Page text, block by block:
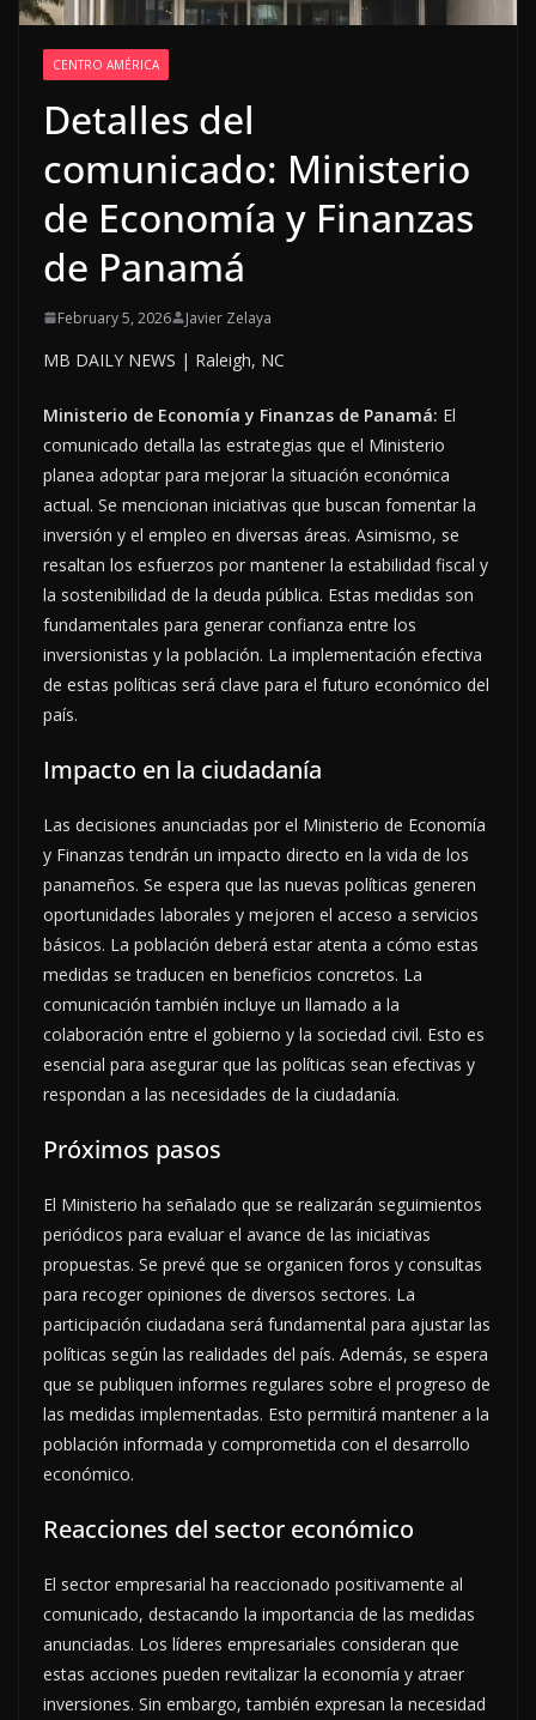
CENTRO AMÉRICA
Detalles del
comunicado: Ministerio
de Economía y Finanzas
de Panamá
February 5, 2026 Javier Zelaya
MB DAILY NEWS | Raleigh, NC
Ministerio de Economía y Finanzas de Panamá: El
comunicado detalla las estrategias que el Ministerio
planea adoptar para mejorar la situación económica
actual. Se mencionan iniciativas que buscan fomentar la
inversión y el empleo en diversas áreas. Asimismo, se
resaltan los esfuerzos por mantener la estabilidad fiscal y
la sostenibilidad de la deuda pública. Estas medidas son
fundamentales para generar confianza entre los
inversionistas y la población. La implementación efectiva
de estas políticas será clave para el futuro económico del
país.
Impacto en la ciudadanía
Las decisiones anunciadas por el Ministerio de Economía
y Finanzas tendrán un impacto directo en la vida de los
panameños. Se espera que las nuevas políticas generen
oportunidades laborales y mejoren el acceso a servicios
básicos. La población deberá estar atenta a cómo estas
medidas se traducen en beneficios concretos. La
comunicación también incluye un llamado a la
colaboración entre el gobierno y la sociedad civil. Esto es
esencial para asegurar que las políticas sean efectivas y
respondan a las necesidades de la ciudadanía.
Próximos pasos
El Ministerio ha señalado que se realizarán seguimientos
periódicos para evaluar el avance de las iniciativas
propuestas. Se prevé que se organicen foros y consultas
para recoger opiniones de diversos sectores. La
participación ciudadana será fundamental para ajustar las
políticas según las realidades del país. Además, se espera
que se publiquen informes regulares sobre el progreso de
las medidas implementadas. Esto permitirá mantener a la
población informada y comprometida con el desarrollo
económico.
Reacciones del sector económico
El sector empresarial ha reaccionado positivamente al
comunicado, destacando la importancia de las medidas
anunciadas. Los líderes empresariales consideran que
estas acciones pueden revitalizar la economía y atraer
inversiones. Sin embargo, también expresan la necesidad